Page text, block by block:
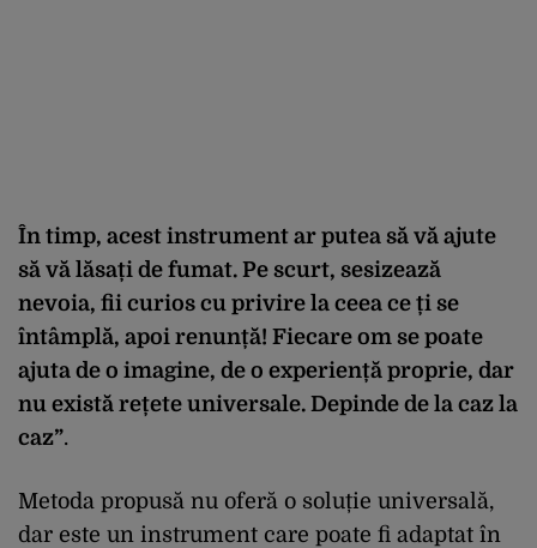
În timp, acest instrument ar putea să vă ajute
să vă lăsați de fumat. Pe scurt, sesizează
nevoia, fii curios cu privire la ceea ce ți se
întâmplă, apoi renunță! Fiecare om se poate
ajuta de o imagine, de o experiență proprie, dar
nu există rețete universale. Depinde de la caz la
caz”.
Metoda propusă nu oferă o soluție universală,
dar este un instrument care poate fi adaptat în